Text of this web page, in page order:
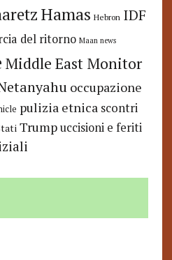
Hamas Hebron IDF
del ritorno Maan news
Middle East Monitor
occupazione
pulizia etnica scontri
Trump uccisioni e feriti